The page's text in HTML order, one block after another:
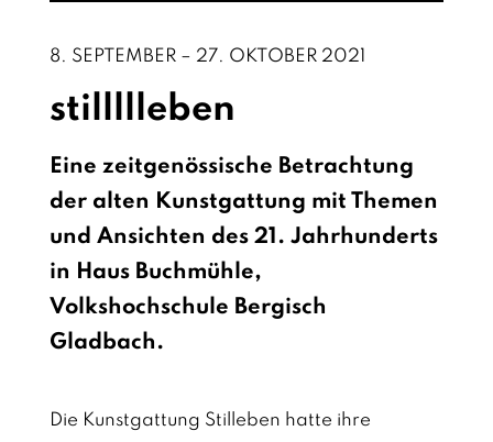
8. SEPTEMBER – 27. OKTOBER 2021
stillllleben
Eine zeitgenössische Betrachtung
der alten Kunstgattung mit Themen
und Ansichten des 21. Jahrhunderts
in Haus Buchmühle,
Volkshochschule Bergisch
Gladbach.
Die Kunstgattung Stilleben hatte ihre